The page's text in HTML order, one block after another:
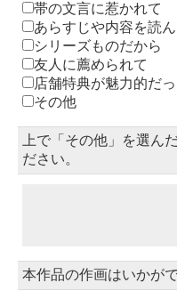
帯の文言に惹かれて
あらすじや内容を読
シリーズものだから
友人に薦められて
店舗特典が魅力的だ
その他
上で「その他」を選ん
ださい。
本作品の作画はいかが